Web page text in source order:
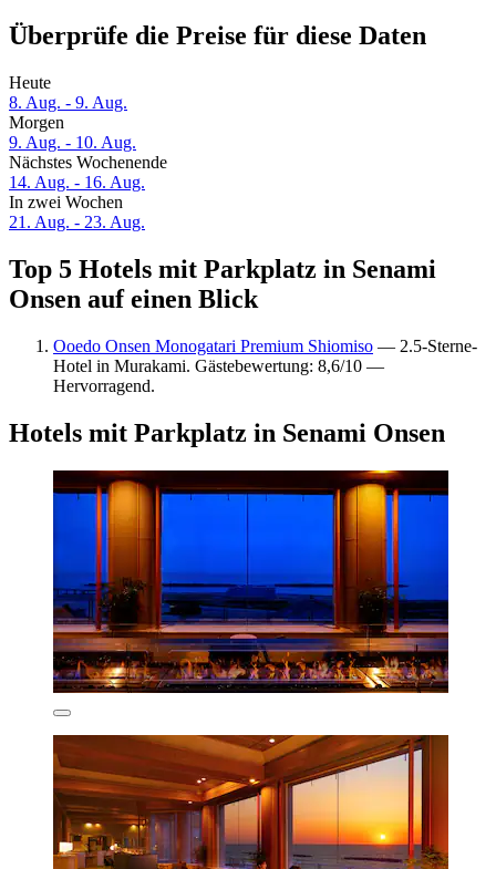
Überprüfe die Preise für diese Daten
Heute
8. Aug. - 9. Aug.
Morgen
9. Aug. - 10. Aug.
Nächstes Wochenende
14. Aug. - 16. Aug.
In zwei Wochen
21. Aug. - 23. Aug.
Top 5 Hotels mit Parkplatz in Senami
Onsen auf einen Blick
Ooedo Onsen Monogatari Premium Shiomiso — 2.5-Sterne-
Hotel in Murakami. Gästebewertung: 8,6/10 —
Hervorragend.
Hotels mit Parkplatz in Senami Onsen